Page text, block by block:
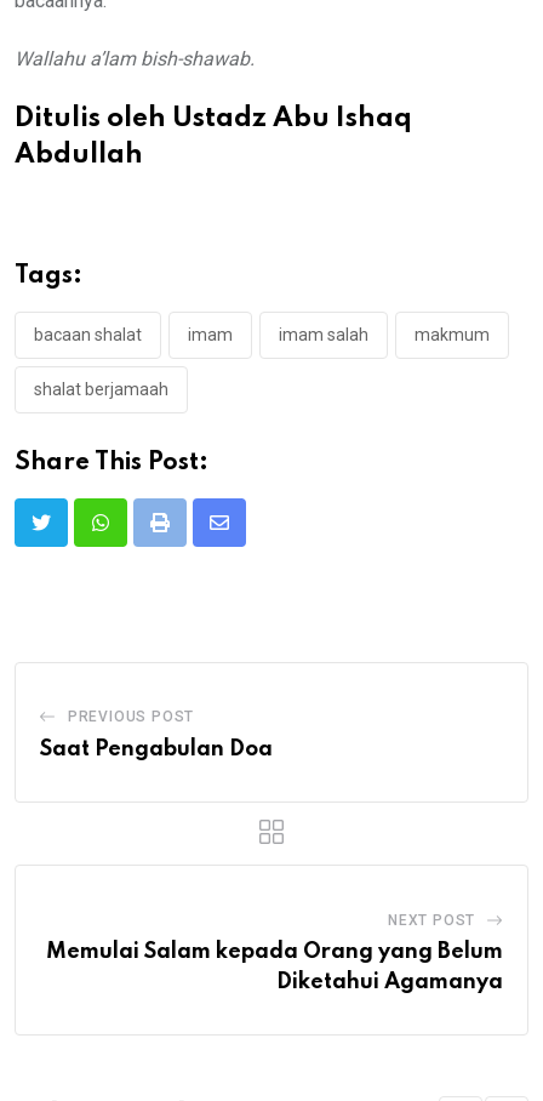
Wallahu a’lam bish-shawab.
Ditulis oleh Ustadz Abu Ishaq
Abdullah
Tags:
bacaan shalat imam imam salah makmum
shalat berjamaah
Share This Post:
Print
Share
PREVIOUS POST
Saat Pengabulan Doa
NEXT POST
Memulai Salam kepada Orang yang Belum
Diketahui Agamanya